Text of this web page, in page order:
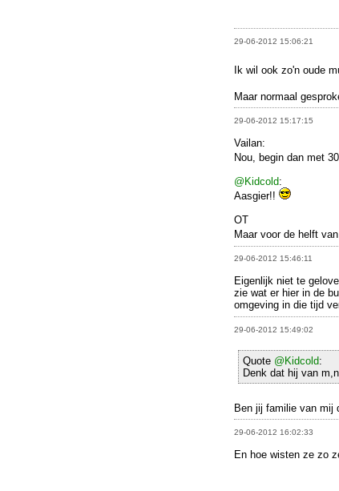
29-06-2012 15:06:21
Ik wil ook zo'n oude
Maar normaal
29-06-2012 15:17:15
Vailan:
Nou, begin dan met
@Kidcold:
Aasgier!!
OT
Maar voor de helft
29-06-2012 15:46:11
Eigenlijk niet te
zie wat er hier in de
omgeving in die tijd
29-06-2012 15:49:02
Quote @Kidcold:
Denk dat hij van
Ben jij familie van mij
29-06-2012 16:02:33
En hoe wisten ze zo